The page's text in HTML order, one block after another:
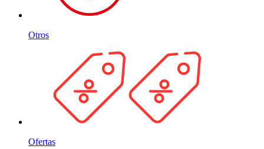
Otros
Ofertas